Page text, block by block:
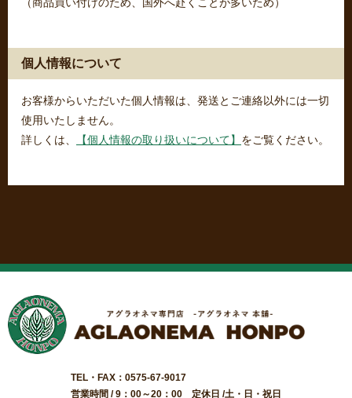
個人情報について
お客様からいただいた個人情報は、発送とご連絡以外には一切
使用いたしません。
詳しくは、
【個人情報の取り扱いについて】 をご覧ください。
TEL・FAX：0575-67-9017
営業時間 / 9：00～20：00 定休日 /土・日・祝日